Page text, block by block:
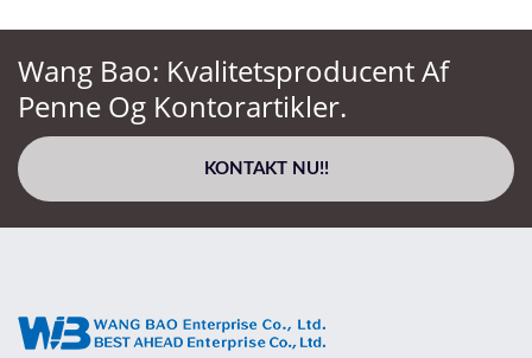
Wang Bao: Kvalitetsproducent Af
Penne Og Kontorartikler.
KONTAKT NU!!